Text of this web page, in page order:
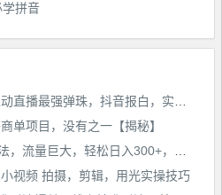
拼音
单项目，没有之一【揭秘】
视频 拍摄，剪辑，用光实操技巧